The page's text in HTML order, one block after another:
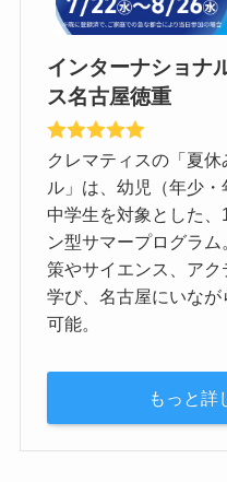
インターナショナ
ス名古屋徳重
クレマティスの「夏
ル」は、幼児（年少・
中学生を対象とした
ン型サマープログラ
策やサイエンス、ア
学び、名古屋にいな
可能。
もっと詳